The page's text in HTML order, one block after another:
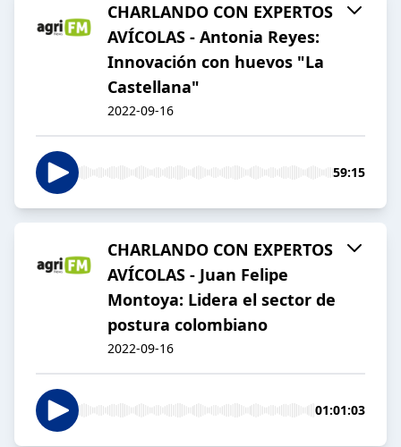
CHARLANDO CON EXPERTOS
AVÍCOLAS - Antonia Reyes:
Innovación con huevos "La
Castellana"
2022-09-16
59:15
CHARLANDO CON EXPERTOS
AVÍCOLAS - Juan Felipe
Montoya: Lidera el sector de
postura colombiano
2022-09-16
01:01:03